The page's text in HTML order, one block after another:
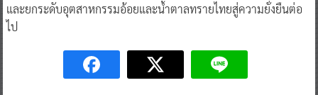
และยกระดับอุตสาหกรรมอ้อยและน้ำตาลทรายไทยสู่ความยั่งยืนต่อ
ไป